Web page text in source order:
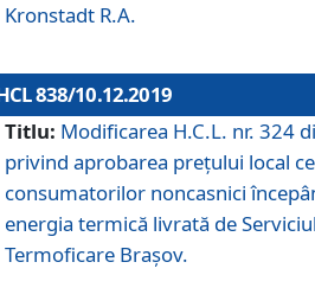
Kronstadt R.A.
838/10.12.2019
Titlu: Modificarea H.C.L. nr. 324
privind aprobarea preţului local
consumatorilor noncasnici
energia termică livrată de
Termoficare Braşov.